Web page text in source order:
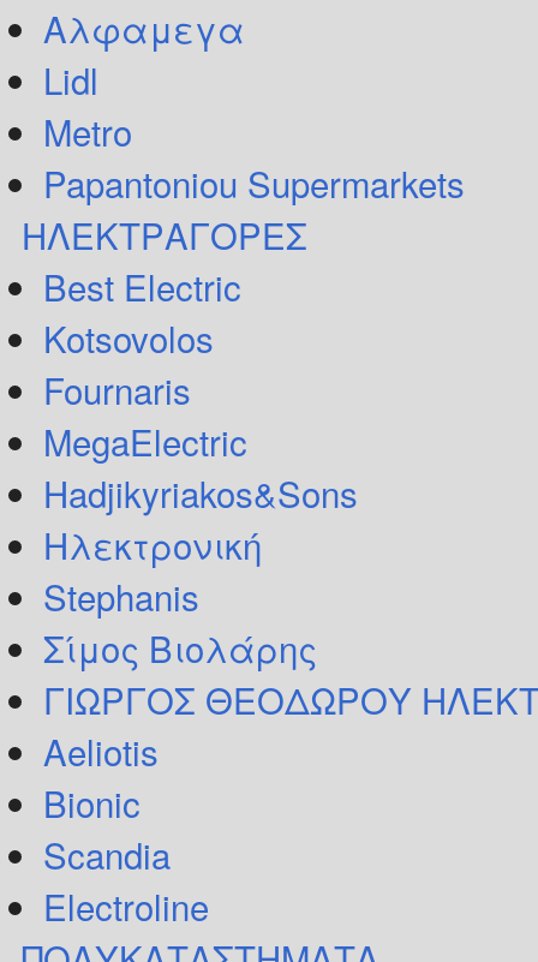
Αλφαμεγα
Lidl
Metro
Papantoniou Supermarkets
ΗΛΕΚΤΡΑΓΟΡΕΣ
Best Electric
Kotsovolos
Fournaris
MegaElectric
Hadjikyriakos&Sons
Ηλεκτρονική
Stephanis
Σίμος Βιολάρης
ΓΙΩΡΓΟΣ ΘΕΟΔΩΡΟΥ
Aeliotis
Bionic
Scandia
Electroline